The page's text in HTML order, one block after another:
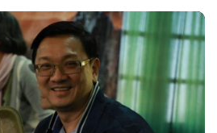
าณ 200 ใบ เฉลี่ยต้นทุนใบละ 2 บาท
บความต้องการของนักท่องเที่ยวที่
นาวนี้ และต้นทุนที่ยังสูงกว่าท้อง